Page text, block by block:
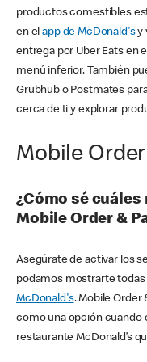
productos comestibles
en elapp de McDonald'sy
entrega por Uber Eats en
menú inferior. También
Grubhub o Postmates
cerca de ti y explorar
Mobile
¿Cómo sé
Mobile Order &
Asegúrate de activar los
podamos mostrarte
McDonald's. Mobile Order
como una opción cuando
restaurante McDonald’s